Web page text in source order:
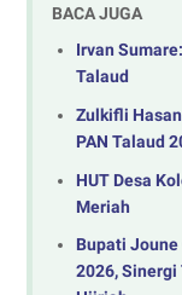
BACA JUGA
Irvan
Talaud
Zulkifli
PAN Talaud
HUT Desa
Meriah
Bupati
2026,